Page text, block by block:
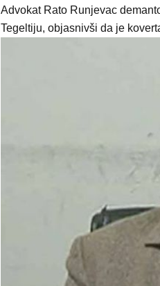
Advokat Rato Runjevac
Tegeltiju, objasnivši da je